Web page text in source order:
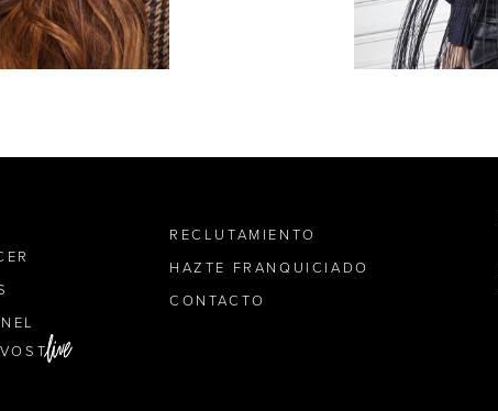
RECLUTAMIENTO
HAZTE FRANQUICIADO
CONTACTO